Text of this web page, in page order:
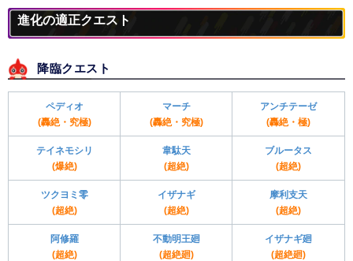
進化の適正クエスト
降臨クエスト
ペディオ
(轟絶・究極)
マーチ
(轟絶・究極)
アンチテーゼ
(轟絶・極)
テイネモシリ
(爆絶)
韋駄天
(超絶)
ブルータス
(超絶)
ツクヨミ零
(超絶)
イザナギ
(超絶)
摩利支天
(超絶)
阿修羅
(超絶)
不動明王廻
(超絶廻)
イザナギ廻
(超絶廻)